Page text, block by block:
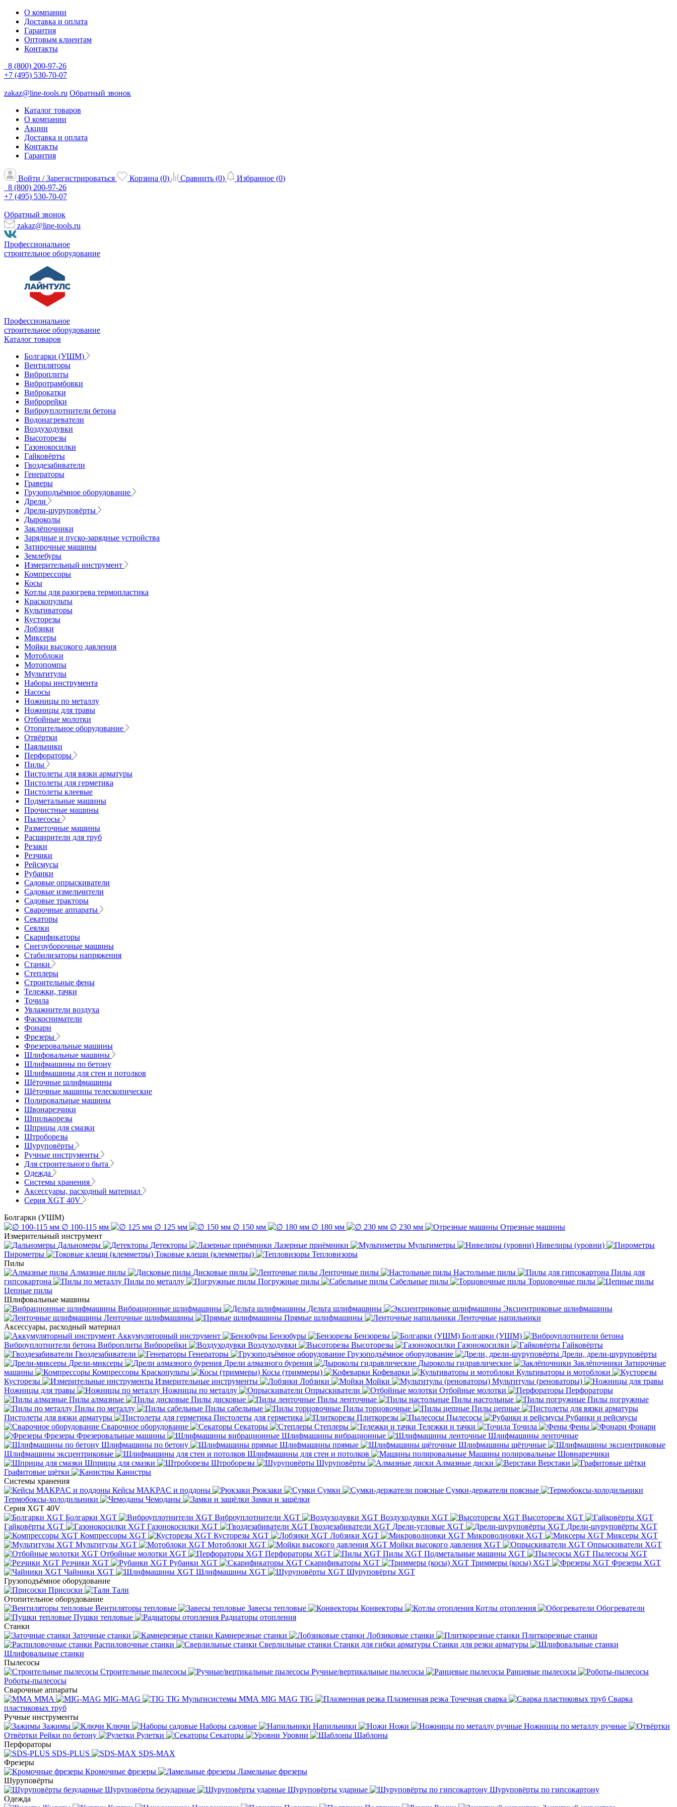
О компании
Доставка и оплата
Гарантия
Оптовым клиентам
Контакты
8 (800) 200-97-26
+7 (495) 530-70-07
zakaz@line-tools.ru Обратный звонок
Каталог товаров
О компании
Акции
Доставка и оплата
Контакты
Гарантия
Войти / Зарегистрироваться Корзина (0) Сравнить (0) Избранное (0)
8 (800) 200-97-26
+7 (495) 530-70-07
Обратный звонок
zakaz@line-tools.ru
Профессиональное
строительное оборудование
Профессиональное
строительное оборудование
Каталог товаров
Болгарки (УШМ)
Вентиляторы
Виброплиты
Вибротрамбовки
Виброкатки
Виброрейки
Виброуплотнители бетона
Водонагреватели
Воздуходувки
Высоторезы
Газонокосилки
Гайковёрты
Гвоздезабиватели
Генераторы
Граверы
Грузоподъёмное оборудование
Дрели
Дрели-шуруповёрты
Дыроколы
Заклёпочники
Зарядные и пуско-зарядные устройства
Затирочные машины
Землебуры
Измерительный инструмент
Компрессоры
Косы
Котлы для разогрева термопластика
Краскопульты
Культиваторы
Кусторезы
Лобзики
Миксеры
Мойки высокого давления
Мотоблоки
Мотопомпы
Мультитулы
Наборы инструмента
Насосы
Ножницы по металлу
Ножницы для травы
Отбойные молотки
Отопительное оборудование
Отвёртки
Паяльники
Перфораторы
Пилы
Пистолеты для вязки арматуры
Пистолеты для герметика
Пистолеты клеевые
Подметальные машины
Прочистные машины
Пылесосы
Разметочные машины
Расширители для труб
Резаки
Резчики
Рейсмусы
Рубанки
Садовые опрыскиватели
Садовые измельчители
Садовые тракторы
Сварочные аппараты
Секаторы
Сеялки
Скарификаторы
Снегоуборочные машины
Стабилизаторы напряжения
Станки
Степлеры
Строительные фены
Тележки, тачки
Точила
Увлажнители воздуха
Фаскосниматели
Фонари
Фрезеры
Фрезеровальные машины
Шлифовальные машины
Шлифмашины по бетону
Шлифмашины для стен и потолков
Щёточные шлифмашины
Щёточные машины телескопические
Полировальные машины
Швонарезчики
Шпилькорезы
Шприцы для смазки
Штроборезы
Шуруповёрты
Ручные инструменты
Для строительного быта
Одежда
Системы хранения
Аксессуары, расходный материал
Серия XGT 40V
Болгарки (УШМ)
∅ 100-115 мм
∅ 125 мм ∅ 150 мм ∅ 180 мм ∅ 230 мм
Отрезные машины
Измерительный инструмент
Дальномеры
Детекторы Лазерные приёмники Мультиметры
Нивелиры (уровни)
Пирометры
Токовые клещи (клемметры)
Тепловизоры
Пилы
Алмазные пилы
Дисковые пилы Ленточные пилы Настольные пилы
Пилы для
гипсокартона
Пилы по металлу Погружные пилы Сабельные пилы
Торцовочные пилы
Цепные пилы
Шлифовальные машины
Вибрационные шлифмашины
Дельта шлифмашины
Эксцентриковые шлифмашины
Ленточные шлифмашины
Прямые шлифмашины
Ленточные напильники
Аксессуары, расходный материал
Аккумуляторный инструмент
Бензобуры Бензорезы
Болгарки (УШМ)
Виброуплотнители бетона Виброплиты Виброрейки Воздуходувки Высоторезы Газонокосилки
Гайковёрты
Гвоздезабиватели
Генераторы Грузоподъёмное оборудование
Дрели, дрели-шуруповёрты
Дрели-миксеры
Дрели алмазного бурения Дыроколы гидравлические Заклёпочники Затирочные
машины
Компрессоры Краскопульты Косы (триммеры) Кофеварки
Культиваторы и мотоблоки
Кусторезы
Измерительные инструменты Лобзики Мойки
Мультитулы (реноваторы)
Ножницы для травы
Ножницы по металлу Опрыскиватели Отбойные молотки
Перфораторы
Пилы алмазные
Пилы дисковые Пилы ленточные Пилы настольные
Пилы погружные
Пилы по металлу
Пилы сабельные Пилы торцовочные
Пилы цепные
Пистолеты для вязки арматуры
Пистолеты для герметика Плиткорезы Пылесосы
Рубанки и рейсмусы
Сварочное оборудование
Секаторы Степлеры Тележки и тачки Точила Фены
Фонари
Фрезеры Фрезеровальные машины Шлифмашины вибрационные
Шлифмашины ленточные
Шлифмашины по бетону
Шлифмашины прямые
Шлифмашины щёточные
Шлифмашины эксцентриковые
Шлифмашины для стен и потолков Машины полировальные Шовнарезчики
Шприцы для смазки
Штроборезы Шуруповёрты Алмазные диски
Верстаки
Графитовые щётки
Канистры
Системы хранения
Кейсы MAKPAC и поддоны
Рюкзаки Сумки
Сумки-держатели поясные
Термобоксы-холодильники
Чемоданы
Замки и защёлки
Серия XGT 40V
Болгарки XGT
Виброуплотнители XGT Воздуходувки XGT
Высоторезы XGT
Гайковёрты XGT
Газонокосилки XGT Гвоздезабиватели XGT Дрели-угловые XGT
Дрели-шуруповёрты XGT
Компрессоры XGT
Кусторезы XGT Лобзики XGT Микроволновки XGT
Миксеры XGT
Мультитулы XGT
Мотоблоки XGT Мойки высокого давления XGT
Опрыскиватели XGT
Отбойные молотки XGT
Перфораторы XGT Пилы XGT Подметальные машины XGT
Пылесосы XGT
Резчики XGT
Рубанки XGT Скарификаторы XGT Триммеры (косы) XGT
Фрезеры XGT
Чайники XGT
Шлифмашины XGT
Шуруповёрты XGT
Грузоподъёмное оборудование
Присоски
Тали
Отопительное оборудование
Вентиляторы тепловые
Завесы тепловые Конвекторы Котлы отопления
Обогреватели
Пушки тепловые
Радиаторы отопления
Станки
Заточные станки
Камнерезные станки Лобзиковые станки
Плиткорезные станки
Распиловочные станки
Сверлильные станки Станки для гибки арматуры Станки для резки арматуры
Шлифовальные станки
Пылесосы
Строительные пылесосы
Ручные/вертикальные пылесосы
Ранцевые пылесосы
Роботы-пылесосы
Сварочные аппараты
MMA
MIG-MAG TIG Мультисистемы ММА MIG MAG TIG Плазменная резка Точечная сварка
Cварка
пластиковых труб
Ручные инструменты
Зажимы
Ключи Наборы садовые Напильники Ножи
Ножницы по металлу ручные
Отвёртки Рейки по бетону Рулетки Секаторы Уровни
Шаблоны
Перфораторы
SDS-PLUS
SDS-MAX
Фрезеры
Кромочные фрезеры
Ламельные фрезеры
Шуруповёрты
Шуруповёрты безударные
Шуруповёрты ударные
Шуруповёрты по гипсокартону
Одежда